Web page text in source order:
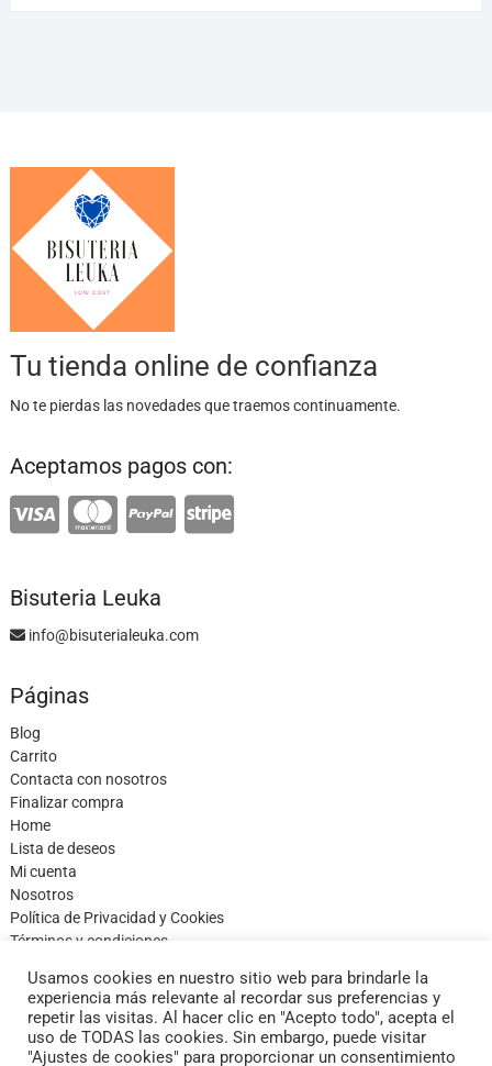
Tu tienda online de confianza
No te pierdas las novedades que traemos continuamente.
Aceptamos pagos con:
Bisuteria Leuka
info@bisuterialeuka.com
Páginas
Blog
Carrito
Contacta con nosotros
Finalizar compra
Home
Lista de deseos
Mi cuenta
Nosotros
Política de Privacidad y Cookies
Términos y condiciones
Usamos cookies en nuestro sitio web para brindarle la
experiencia más relevante al recordar sus preferencias y
repetir las visitas. Al hacer clic en "Acepto todo", acepta el
uso de TODAS las cookies. Sin embargo, puede visitar
"Ajustes de cookies" para proporcionar un consentimiento